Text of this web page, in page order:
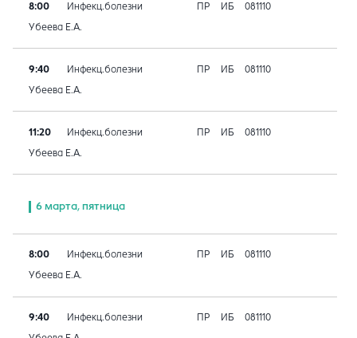
8:00 Инфекц.болезни ПР ИБ 081110
Убеева Е.А.
9:40 Инфекц.болезни ПР ИБ 081110
Убеева Е.А.
11:20 Инфекц.болезни ПР ИБ 081110
Убеева Е.А.
6 марта, пятница
8:00 Инфекц.болезни ПР ИБ 081110
Убеева Е.А.
9:40 Инфекц.болезни ПР ИБ 081110